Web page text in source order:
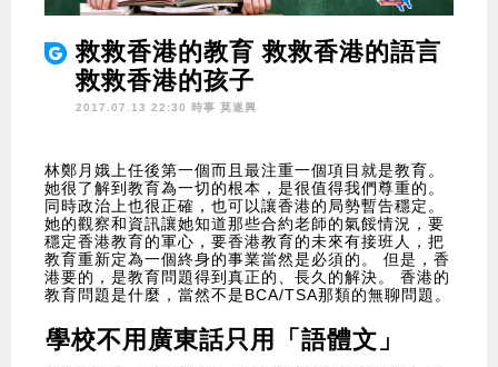
救救香港的教育 救救香港的語言
救救香港的孩子
2017.07.13 22:30 時事 莫遂興
林鄭月娥上任後第一個而且最注重一個項目就是教育。
她很了解到教育為一切的根本，是很值得我們尊重的。
同時政治上也很正確，也可以讓香港的局勢暫告穩定。
她的觀察和資訊讓她知道那些合約老師的氣餒情況，要
穩定香港教育的軍心，要香港教育的未來有接班人，把
教育重新定為一個終身的事業當然是必須的。 但是，香
港要的，是教育問題得到真正的、長久的解決。 香港的
教育問題是什麼，當然不是BCA/TSA那類的無聊問題。
學校不用廣東話只用「語體文」